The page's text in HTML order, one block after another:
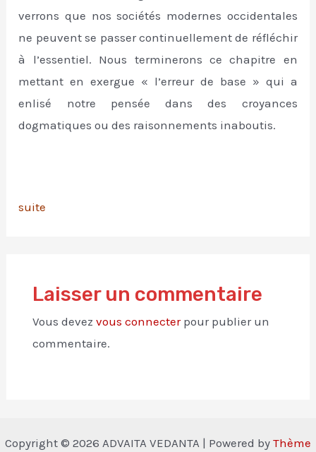
verrons que nos sociétés modernes occidentales
ne peuvent se passer continuellement de réfléchir
à l’essentiel. Nous terminerons ce chapitre en
mettant en exergue « l’erreur de base » qui a
enlisé notre pensée dans des croyances
dogmatiques ou des raisonnements inaboutis.
suite
Laisser un commentaire
Vous devez vous connecterpour publier un
commentaire.
Copyright © 2026 ADVAITA VEDANTA | Powered by Thème